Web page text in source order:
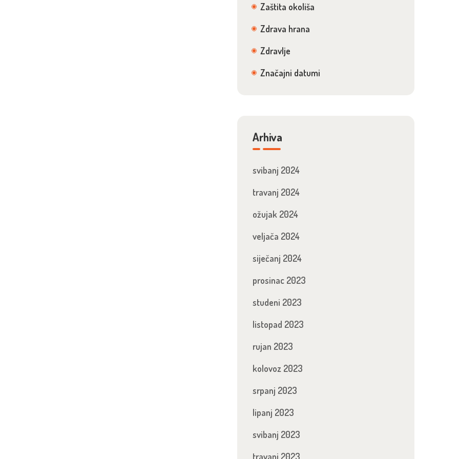
Zaštita okoliša
Zdrava hrana
Zdravlje
Značajni datumi
Arhiva
svibanj 2024
travanj 2024
ožujak 2024
veljača 2024
siječanj 2024
prosinac 2023
studeni 2023
listopad 2023
rujan 2023
kolovoz 2023
srpanj 2023
lipanj 2023
svibanj 2023
travanj 2023